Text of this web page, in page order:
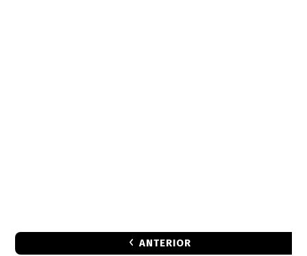
ANTERIOR